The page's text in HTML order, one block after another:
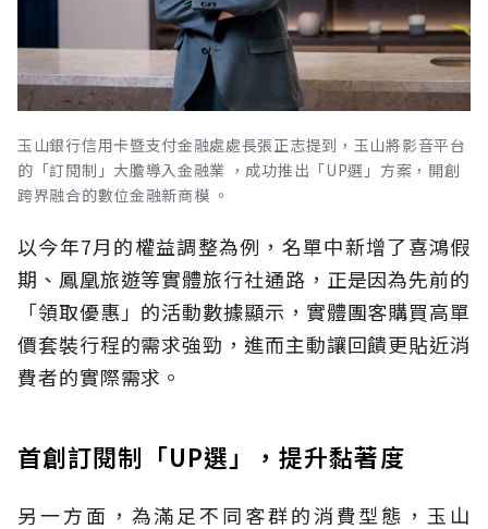
玉山銀行信用卡暨支付金融處處長張正志提到，玉山將影音平台
的「訂閱制」大膽導入金融業 ，成功推出「UP選」方案，開創
跨界融合的數位金融新商模 。
以今年7月的權益調整為例，名單中新增了喜鴻假
期、鳳凰旅遊等實體旅行社通路，正是因為先前的
「領取優惠」的活動數據顯示，實體團客購買高單
價套裝行程的需求強勁，進而主動讓回饋更貼近消
費者的實際需求。
首創訂閱制「UP選」，提升黏著度
另一方面，為滿足不同客群的消費型態，玉山